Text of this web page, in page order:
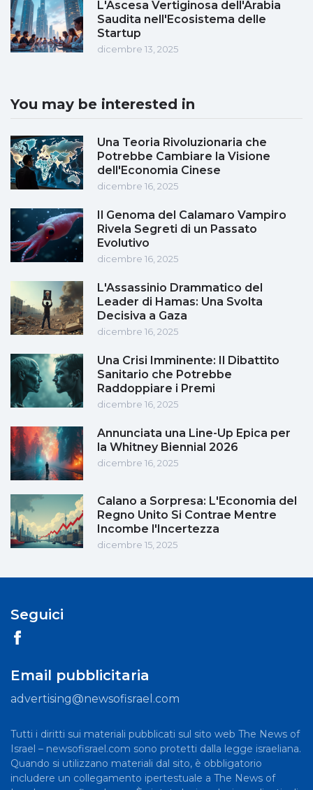
L'Ascesa Vertiginosa dell'Arabia
Saudita nell'Ecosistema delle
Startup
dicembre 13, 2025
You may be interested in
Una Teoria Rivoluzionaria che
Potrebbe Cambiare la Visione
dell'Economia Cinese
dicembre 16, 2025
Il Genoma del Calamaro Vampiro
Rivela Segreti di un Passato
Evolutivo
dicembre 16, 2025
L'Assassinio Drammatico del
Leader di Hamas: Una Svolta
Decisiva a Gaza
dicembre 16, 2025
Una Crisi Imminente: Il Dibattito
Sanitario che Potrebbe
Raddoppiare i Premi
dicembre 16, 2025
Annunciata una Line-Up Epica per
la Whitney Biennial 2026
dicembre 16, 2025
Calano a Sorpresa: L'Economia del
Regno Unito Si Contrae Mentre
Incombe l'Incertezza
dicembre 15, 2025
Seguici
Email pubblicitaria
advertising@newsofisrael.com
Tutti i diritti sui materiali pubblicati sul sito web The News of
Israel – newsofisrael.com sono protetti dalla legge israeliana.
Quando si utilizzano materiali dal sito, è obbligatorio
includere un collegamento ipertestuale a The News of